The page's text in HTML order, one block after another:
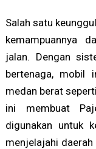
Salah satu
kemampuannya
jalan. Dengan
bertenaga, mobil
medan berat
ini membuat
digunakan untuk
menjelajahi